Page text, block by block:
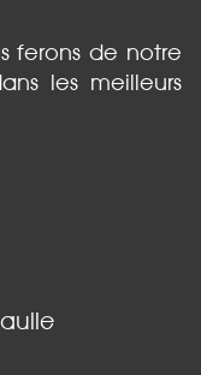
ferons de notre
les meilleurs